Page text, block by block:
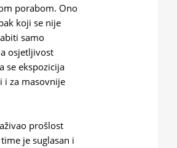
porabom. Ono
koji se nije
samo
osjetljivost
se ekspozicija
i za masovnije
prošlost
je suglasan i